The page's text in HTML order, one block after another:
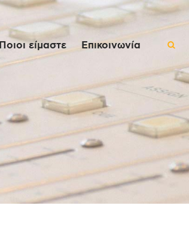
Ποιοι είμαστε Επικοινωνία